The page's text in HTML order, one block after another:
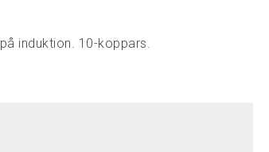
induktion. 10-koppars.